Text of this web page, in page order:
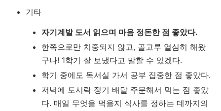
기타
자기계발 도서 읽으며 마음 정돈한 점 좋았다.
한쪽으로만 치중되지 않고, 골고루 열심히 해왔
구나! 1학기 잘 보냈다고 말할 수 있겠다.
학기 중에도 독서실 가서 공부 집중한 점 좋았다.
저녁에 도시락 정기 배달 주문해서 먹는 점 좋았
다. 매일 무엇을 먹을지 식사를 정하는 데까지의